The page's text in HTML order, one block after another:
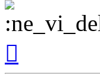
началу